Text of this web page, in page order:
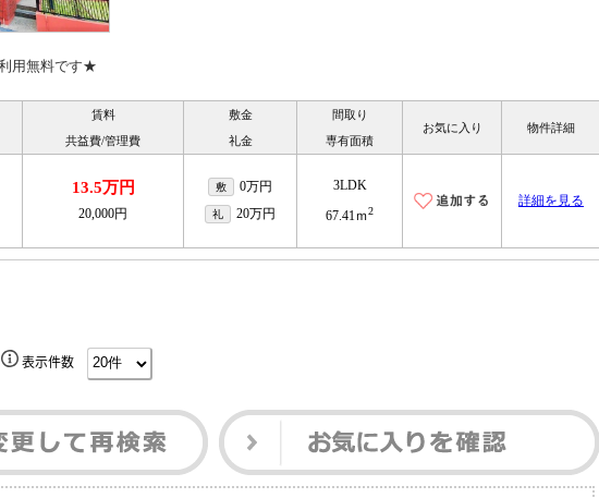
用無料です★
賃料
共益費/管理費
敷金
礼金
間取り
専有面積
お気に入り 物件詳細
13.5万円
20,000円
敷 0万円
礼 20万円
3LDK
67.41ｍ2
詳細を見る
表示件数